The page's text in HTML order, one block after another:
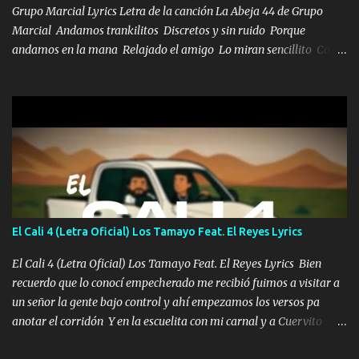
Grupo Marcial Lyrics Letra de la canción La Abeja 44 de Grupo
Marcial Andamos trankilitos Discretos y sin ruido Porque
andamos en la mana Relajado el amigo Lo miran sencillito Con
coronamos Se jala los marciales Y sus guitarras ya van sonando
Un gallardo me prendo Para agarrar el vuelo y la mente y
tranquilizando Tomense un buen trago Y así es como empezamos
los versos que voy cantando (Music) A vido alta y bajas La carreta
se atora Pero nunca le aflojamos Ya me han pasado cosas Y
aunque ustedes no sepan Pero la vida es muy corta Hay que
echarle chingazos Y seguir trabajando porque nada es...
El Cali 4 (Letra Oficial) Los Tamayo Feat. El Reyes Lyrics
El Cali 4 (Letra Oficial) Los Tamayo Feat. El Reyes Lyrics Bien
recuerdo que lo conocí empecherado me recibió fuimos a visitar a
un señor la gente bajo control y ahí empezamos los versos pa
anotar el corridón Y en la escuelita con mi carnal y a Cuervito